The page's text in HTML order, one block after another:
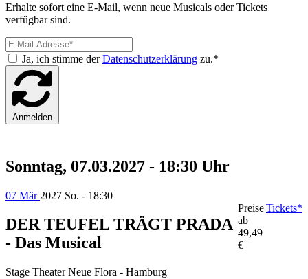
Erhalte sofort eine E-Mail, wenn neue Musicals oder Tickets
verfügbar sind.
Ja, ich stimme derDatenschutzerklärung zu.*
Anmelden
Sonntag, 07.03.2027 - 18:30 Uhr
07 Mär 2027 So. - 18:30
DER TEUFEL TRÄGT PRADA
- Das Musical
Stage Theater Neue Flora - Hamburg
Preise
ab
49,49
€
Tickets*